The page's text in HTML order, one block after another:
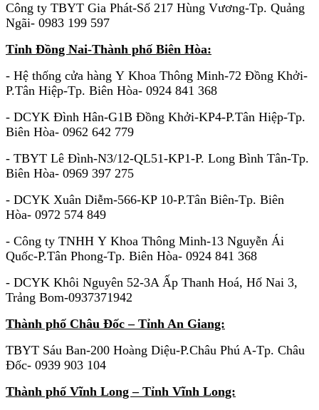
Công ty TBYT Gia Phát-Số 217 Hùng Vương-Tp. Quảng
Ngãi- 0983 199 597
Tỉnh Đồng Nai-Thành phố Biên Hòa:
- Hệ thống cửa hàng Y Khoa Thông Minh-72 Đồng Khởi-
P.Tân Hiệp-Tp. Biên Hòa- 0924 841 368
- DCYK Đình Hân-G1B Đồng Khởi-KP4-P.Tân Hiệp-Tp.
Biên Hòa- 0962 642 779
- TBYT Lê Đình-N3/12-QL51-KP1-P. Long Bình Tân-Tp.
Biên Hòa- 0969 397 275
- DCYK Xuân Diễm-566-KP 10-P.Tân Biên-Tp. Biên
Hòa- 0972 574 849
- Công ty TNHH Y Khoa Thông Minh-13 Nguyễn Ái
Quốc-P.Tân Phong-Tp. Biên Hòa- 0924 841 368
- DCYK Khôi Nguyên 52-3A Ấp Thanh Hoá, Hố Nai 3,
Trảng Bom-0937371942
Thành phố Châu Đốc – Tỉnh An Giang:
TBYT Sáu Ban-200 Hoàng Diệu-P.Châu Phú A-Tp. Châu
Đốc- 0939 903 104
Thành phố Vĩnh Long – Tỉnh Vĩnh Long: